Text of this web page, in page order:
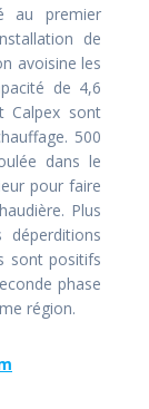
au premier
de
avoisine les
de 4,6
Calpex sont
500
dans le
pour faire
Plus
sont positifs
phase
région.